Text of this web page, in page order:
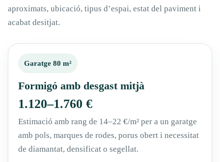
aproximats, ubicació, tipus d’espai, estat del paviment i
acabat desitjat.
Garatge 80 m²
Formigó amb desgast mitjà
1.120–1.760 €
Estimació amb rang de 14–22 €/m² per a un garatge
amb pols, marques de rodes, porus obert i necessitat
de diamantat, densificat o segellat.